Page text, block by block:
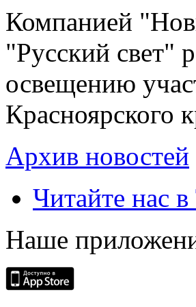
Компанией
"Русский свет"
освещению
Красноярского
Архив новостей
Читайте нас в
Наше